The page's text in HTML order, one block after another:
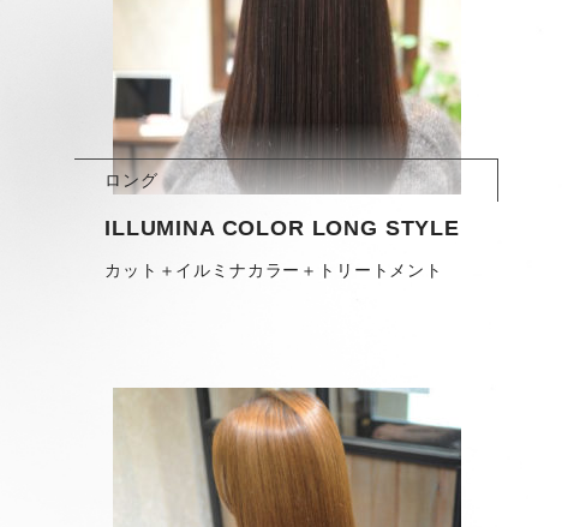
ロング
ILLUMINA COLOR LONG STYLE
カット＋イルミナカラー＋トリートメント